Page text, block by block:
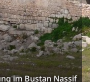
im Bustan Nassif